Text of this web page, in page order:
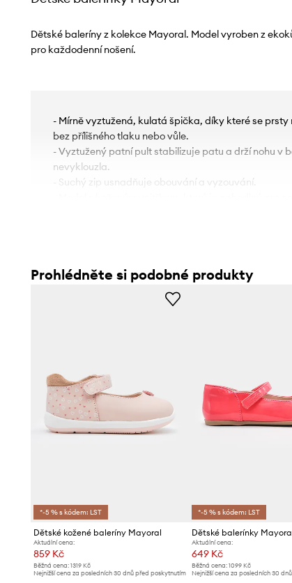
Dětské baleríny z kolekce Mayoral. Model vyroben z
pro každodenní nošení.
- Mírně vyztužená, kulatá špička, díky které se
bez přílišného tlaku nebo vůle.
- Vyztužený patní pult stabilizuje patu a drží nohu v
nevyklouzla.
- Suchý zip usnadňuje obouvání a vyzouvání.
Prohlédněte si podobné produkty
*-5 % s kódem: LST
Dětské kožené baleríny Mayoral
Aktuální cena:
859 Kč
Běžná cena: 1319 Kč
Nejnižší cena za posledních 30 dnů před poskytnutím
*-5 % s kódem: LST
Dětské balerínky
Aktuální cena:
649 Kč
Běžná cena:1099 Kč
Nejnižší cena za posledních 30